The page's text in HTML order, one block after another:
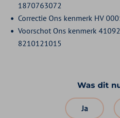
1870763072
Correctie Ons kenmerk HV
Voorschot Ons kenmerk
8210121015
Was dit
Ja